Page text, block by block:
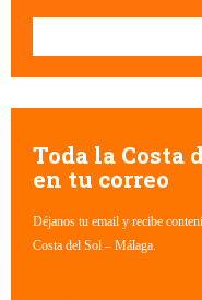
Esto es un campo de
Toda la Costa
en tu correo
Déjanos tu email y recibe
Costa del Sol – Málaga.